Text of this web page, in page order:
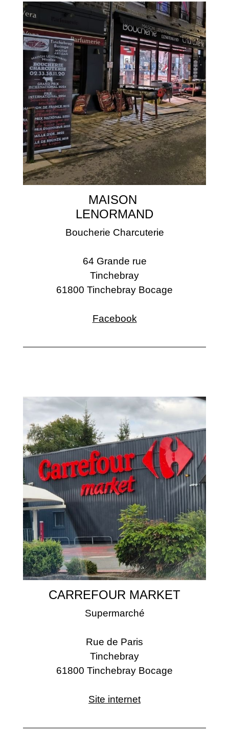
MAISON
LENORMAND
Boucherie Charcuterie
64 Grande rue
Tinchebray
61800 Tinchebray Bocage
Facebook
CARREFOUR MARKET
Supermarché
Rue de Paris
Tinchebray
61800 Tinchebray Bocage
Site internet